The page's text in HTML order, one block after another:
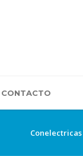
CONTACTO
Conelectricas